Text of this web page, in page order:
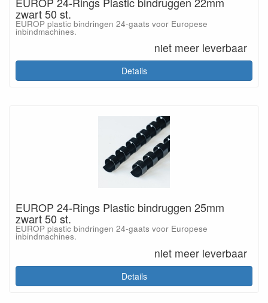
zwart 50 st.
EUROP plastic bindringen 24-gaats voor Europese
inbindmachines.
niet meer leverbaar
Details
EUROP 24-Rings Plastic bindruggen 25mm
zwart 50 st.
EUROP plastic bindringen 24-gaats voor Europese
inbindmachines.
niet meer leverbaar
Details